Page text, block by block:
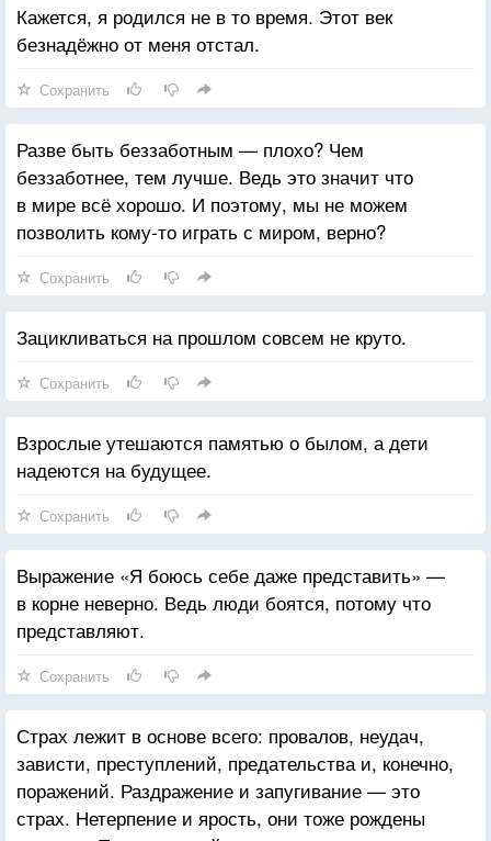
Кажется, я родился не в то время. Этот век
безнадёжно от меня отстал.
Сохранить
Разве быть беззаботным — плохо? Чем
беззаботнее, тем лучше. Ведь это значит что
в мире всё хорошо. И поэтому, мы не можем
позволить кому-то играть с миром, верно?
Сохранить
Зацикливаться на прошлом совсем не круто.
Сохранить
Взрослые утешаются памятью о былом, а дети
надеются на будущее.
Сохранить
Выражение «Я боюсь себе даже представить» —
в корне неверно. Ведь люди боятся, потому что
представляют.
Сохранить
Страх лежит в основе всего: провалов, неудач,
зависти, преступлений, предательства и, конечно,
поражений. Раздражение и запугивание — это
страх. Нетерпение и ярость, они тоже рождены